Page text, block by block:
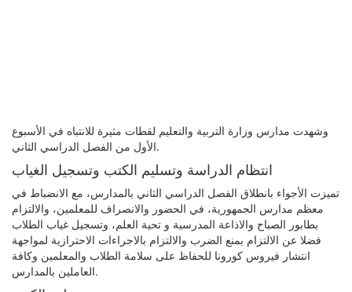
وشهدت مدارس وزارة التربية والتعليم لقطات مثيرة للانتباه في الأسبوع
الأول من الفصل الدراسي الثاني.
انتظام الدراسة وتسليم الكتب وتسجيل الغياب
تميزت الأجواء بانطلاق الفصل الدراسي الثاني بالمدارس، مع الانضباط في
معظم مدارس الجمهورية، في الحضور والانصراف للمعلمين، والالتزام
بطابور الصباح والاذاعة المدرسية و تحية العلم، وتسجيل غياب الطلاب
فضلا عن الالتزام بمنع الضرب والالتزام بالاجراءات الاحترازية لمواجهة
انتشار فيروس كورونا للحفاظ على سلامة الطلاب والمعلمين وكافة
العاملين بالمدارس.